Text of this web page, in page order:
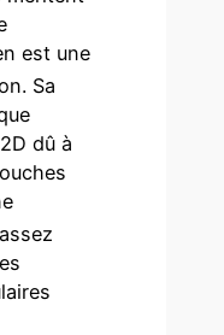
est une
Sa
dû à